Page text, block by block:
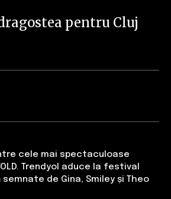
pentru Cluj
cele mai spectaculoase
Trendyol aduce la festival
de Gina, Smiley și Theo